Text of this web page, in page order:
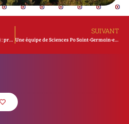
Le Site patrimonial remarquable (SPR) : préserver l’histoire en construisant l’avenir
SUIVANT
Une équipe de Sciences Po Saint-Germain-en-Laye (Yvelines) lauréate de l’appel à projet du POPSU Territoire sur le thème « Gourdon, centralité hospitalière »